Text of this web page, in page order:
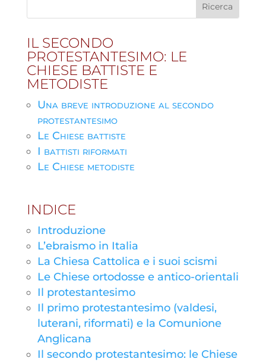
IL SECONDO
PROTESTANTESIMO: LE
CHIESE BATTISTE E
METODISTE
Una breve introduzione al secondo
protestantesimo
Le Chiese battiste
I battisti riformati
Le Chiese metodiste
INDICE
Introduzione
L’ebraismo in Italia
La Chiesa Cattolica e i suoi scismi
Le Chiese ortodosse e antico-orientali
Il protestantesimo
Il primo protestantesimo (valdesi,
luterani, riformati) e la Comunione
Anglicana
Il secondo protestantesimo: le Chiese